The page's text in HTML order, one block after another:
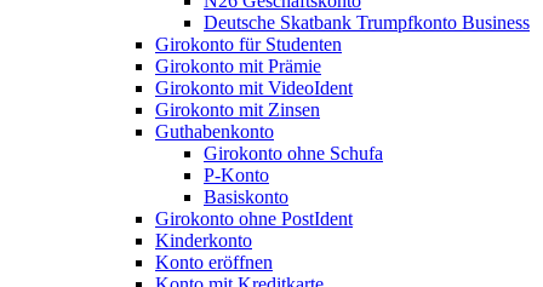
Deutsche Skatbank Trumpfkonto Business
Girokonto für Studenten
Girokonto mit Prämie
Girokonto mit VideoIdent
Girokonto mit Zinsen
Guthabenkonto
Girokonto ohne Schufa
P-Konto
Basiskonto
Girokonto ohne PostIdent
Kinderkonto
Konto eröffnen